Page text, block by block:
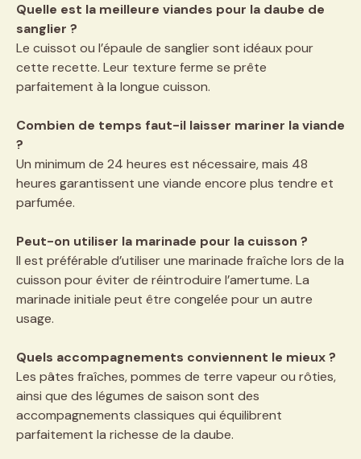
Quelle est la meilleure viandes pour la daube de
sanglier ?
Le cuissot ou l’épaule de sanglier sont idéaux pour
cette recette. Leur texture ferme se prête
parfaitement à la longue cuisson.
Combien de temps faut-il laisser mariner la viande
?
Un minimum de 24 heures est nécessaire, mais 48
heures garantissent une viande encore plus tendre et
parfumée.
Peut-on utiliser la marinade pour la cuisson ?
Il est préférable d’utiliser une marinade fraîche lors de la
cuisson pour éviter de réintroduire l’amertume. La
marinade initiale peut être congelée pour un autre
usage.
Quels accompagnements conviennent le mieux ?
Les pâtes fraîches, pommes de terre vapeur ou rôties,
ainsi que des légumes de saison sont des
accompagnements classiques qui équilibrent
parfaitement la richesse de la daube.